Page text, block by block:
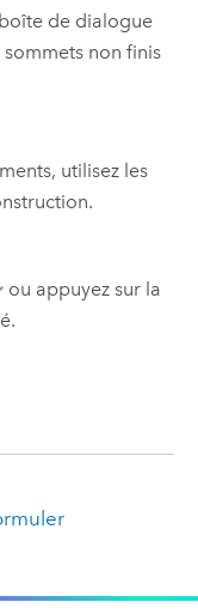
de dialogue
non finis
utilisez les
ou appuyez sur la